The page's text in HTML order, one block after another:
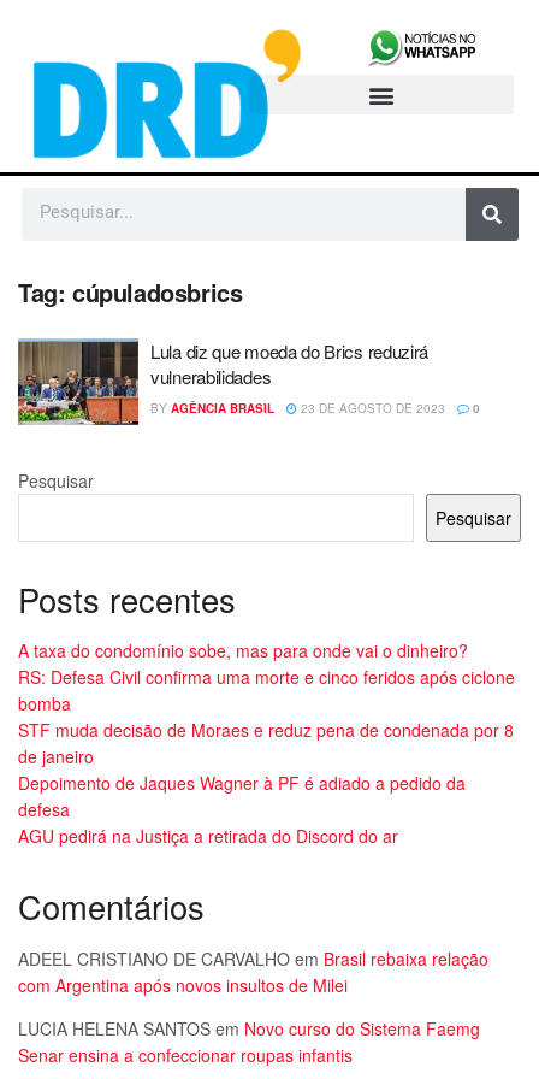
Tag: cúpuladosbrics
Lula diz que moeda do Brics reduzirá
vulnerabilidades
BY AGÊNCIA BRASIL 23 DE AGOSTO DE 2023 0
Pesquisar
Pesquisar
Posts recentes
A taxa do condomínio sobe, mas para onde vai o dinheiro?
RS: Defesa Civil confirma uma morte e cinco feridos após ciclone
bomba
STF muda decisão de Moraes e reduz pena de condenada por 8
de janeiro
Depoimento de Jaques Wagner à PF é adiado a pedido da
defesa
AGU pedirá na Justiça a retirada do Discord do ar
Comentários
ADEEL CRISTIANO DE CARVALHO em Brasil rebaixa relação
com Argentina após novos insultos de Milei
LUCIA HELENA SANTOS em Novo curso do Sistema Faemg
Senar ensina a confeccionar roupas infantis